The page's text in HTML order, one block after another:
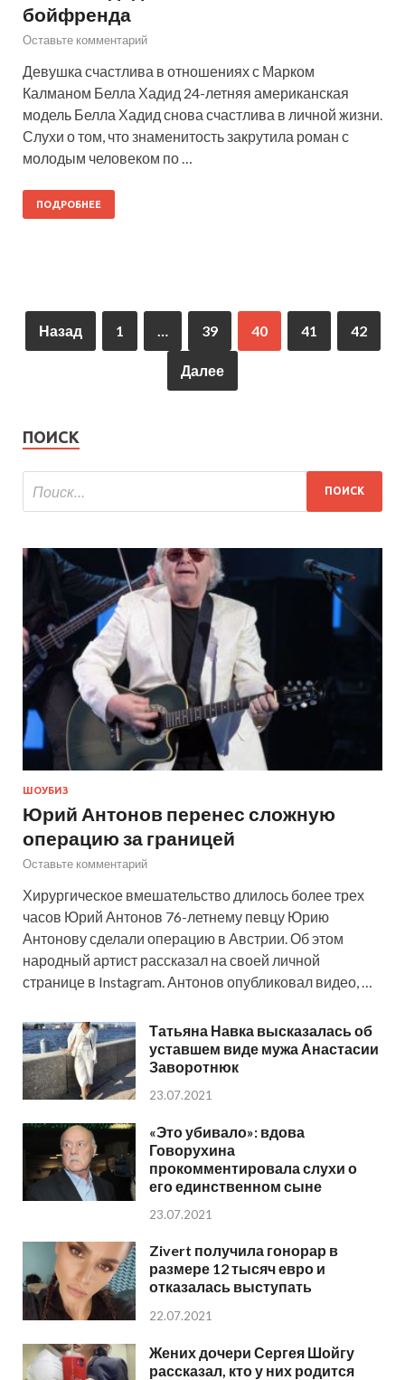
бойфренда
Оставьте комментарий
Девушка счастлива в отношениях с Марком
Калманом Белла Хадид 24-летняя американская
модель Белла Хадид снова счастлива в личной жизни.
Слухи о том, что знаменитость закрутила роман с
молодым человеком по …
ПОДРОБНЕЕ
Назад 1 39 40 41 42
Далее
ПОИСК
ШОУБИЗ
Юрий Антонов перенес сложную
операцию за границей
Оставьте комментарий
Хирургическое вмешательство длилось более трех
часов Юрий Антонов 76-летнему певцу Юрию
Антонову сделали операцию в Австрии. Об этом
народный артист рассказал на своей личной
странице в Instagram. Антонов опубликовал видео, …
Татьяна Навка высказалась об
уставшем виде мужа Анастасии
Заворотнюк
23.07.2021
«Это убивало»: вдова
Говорухина
прокомментировала слухи о
его единственном сыне
23.07.2021
Zivert получила гонорар в
размере 12 тысяч евро и
отказалась выступать
22.07.2021
Жених дочери Сергея Шойгу
рассказал, кто у них родится